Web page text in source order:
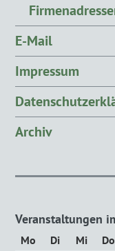
E-Mail
Impressum
Archiv
Veranstaltungen
Mo Montag
DiDienstag
Mi Do